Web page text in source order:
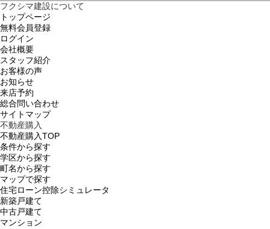
フクシマ建設について
トップページ
無料会員登録
ログイン
会社概要
スタッフ紹介
お客様の声
お知らせ
来店予約
総合問い合わせ
サイトマップ
不動産購入
不動産購入TOP
条件から探す
学区から探す
町名から探す
マップで探す
住宅ローン控除シミュレータ
新築戸建て
中古戸建て
マンション